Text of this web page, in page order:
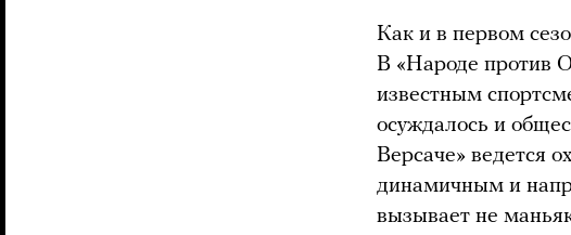
Как и в первом
В «Народе против
известным
осуждалось и
Версаче» ведется
динамичным и
вызывает не